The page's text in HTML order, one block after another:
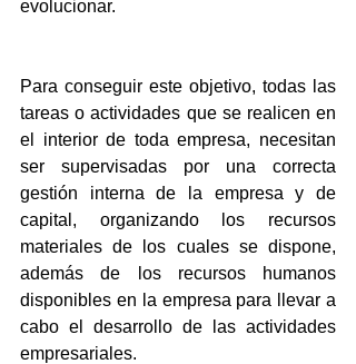
evolucionar.
Para conseguir este objetivo, todas las
tareas o actividades que se realicen en
el interior de toda empresa, necesitan
ser supervisadas por una correcta
gestión interna de la empresa y de
capital, organizando los recursos
materiales de los cuales se dispone,
además de los recursos humanos
disponibles en la empresa para llevar a
cabo el desarrollo de las actividades
empresariales.